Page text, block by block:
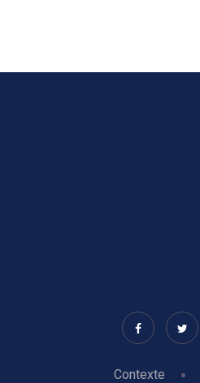
Contexte